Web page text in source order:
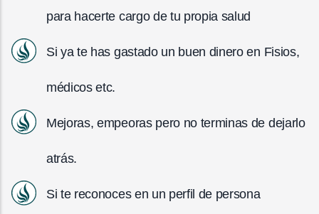
para hacerte cargo de tu propia salud
Si ya te has gastado un buen dinero en Fisios,
médicos etc.
Mejoras, empeoras pero no terminas de dejarlo
atrás.
Si te reconoces en un perfil de persona